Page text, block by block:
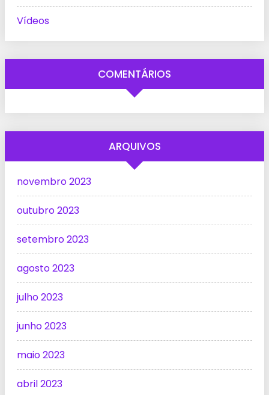
Vídeos
COMENTÁRIOS
ARQUIVOS
novembro 2023
outubro 2023
setembro 2023
agosto 2023
julho 2023
junho 2023
maio 2023
abril 2023